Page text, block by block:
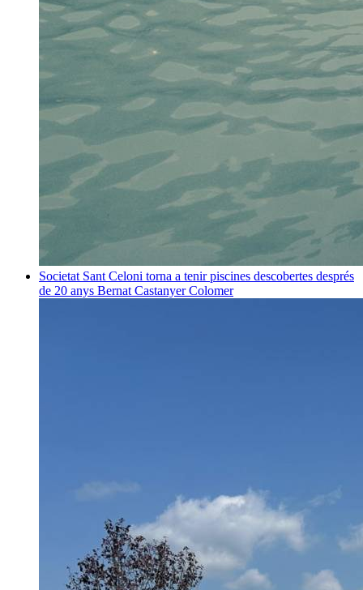
Societat Sant Celoni torna a tenir piscines descobertes després
de 20 anys Bernat Castanyer Colomer